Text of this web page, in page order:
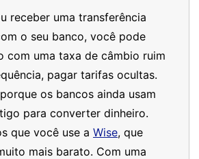
receber uma transferência
o seu banco, você pode
com uma taxa de câmbio ruim
pagar tarifas ocultas.
os bancos ainda usam
para converter dinheiro.
que você use a Wise, que
mais barato. Com uma